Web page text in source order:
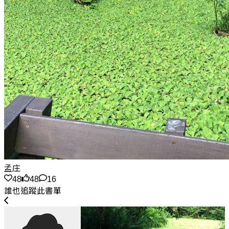
孟庄
48
48
16
誰也追蹤此書單